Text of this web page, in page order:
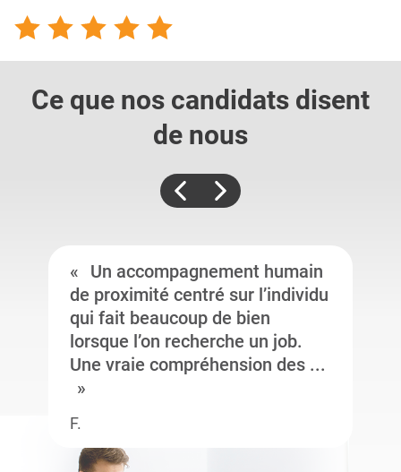
Ce que nos candidats disent
de nous
Un accompagnement humain
de proximité centré sur l’individu
qui fait beaucoup de bien
lorsque l’on recherche un job.
Une vraie compréhension des ...
F.